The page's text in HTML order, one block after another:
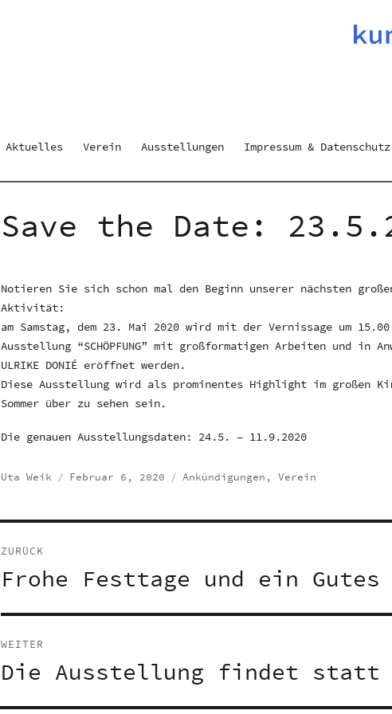
Aktuelles Verein Ausstellungen Impressum & Datenschutz
Save the Date:
Notieren Sie sich schon mal den Beginn unserer nächsten
Aktivität:
am Samstag, dem 23. Mai 2020 wird mit der Vernissage um
Ausstellung “SCHÖPFUNG” mit großformatigen Arbeiten und in
ULRIKE DONIÉ eröffnet werden.
Diese Ausstellung wird als prominentes Highlight im großen
Sommer über zu sehen sein.
Die genauen Ausstellungsdaten: 24.5. – 11.9.2020
Autor
Uta Weik
Veröffentlicht
Februar 6, 2020 Kategorien
Ankündigungen ,Verein
ZURÜCK
Vorheriger
Frohe Festtage und ein Gutes
WEITER
Nächster
Die Ausstellung findet statt